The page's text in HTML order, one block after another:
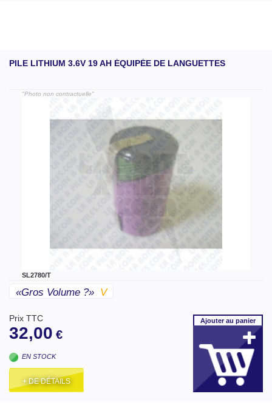
PILE LITHIUM 3.6V 19 AH ÉQUIPÉE DE LANGUETTES
"Photo non contractuelle"
SL2780/T
«gros Volume ?» V
Prix TTC
32,00 €
EN STOCK
+ DE DÉTAILS
Ajouterau panier